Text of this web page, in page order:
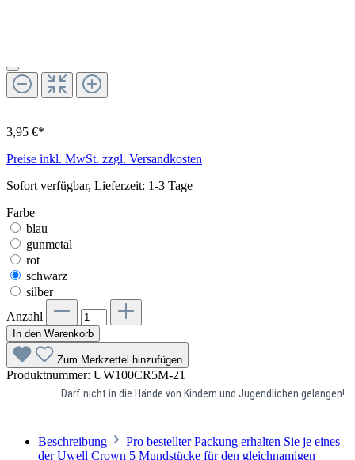
3,95 €*
Preise inkl. MwSt. zzgl. Versandkosten
Sofort verfügbar, Lieferzeit: 1-3 Tage
Farbe
blau
gunmetal
rot
schwarz
silber
Anzahl
In den Warenkorb
Zum Merkzettel hinzufügen
Produktnummer: UW100CR5M-21
Darf nicht in die Hände von Kindern und Jugendlichen gelangen!
Beschreibung
Pro bestellter Packung erhalten Sie je eines
der Uwell Crown 5 Mundstücke für den gleichnamigen